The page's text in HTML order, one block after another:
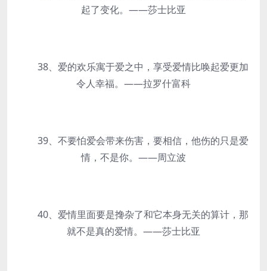
起了变化。——莎士比亚
38、爱的欢乐寓于爱之中，享受爱情比唤起爱更加
令人幸福。——拉罗什富科
39、不要怕爱会带来伤害，要相信，他伤的只是爱
情，不是你。——周立波
40、爱情里面要是搀杂了和它本身无关的算计，那
就不是真的爱情。——莎士比亚